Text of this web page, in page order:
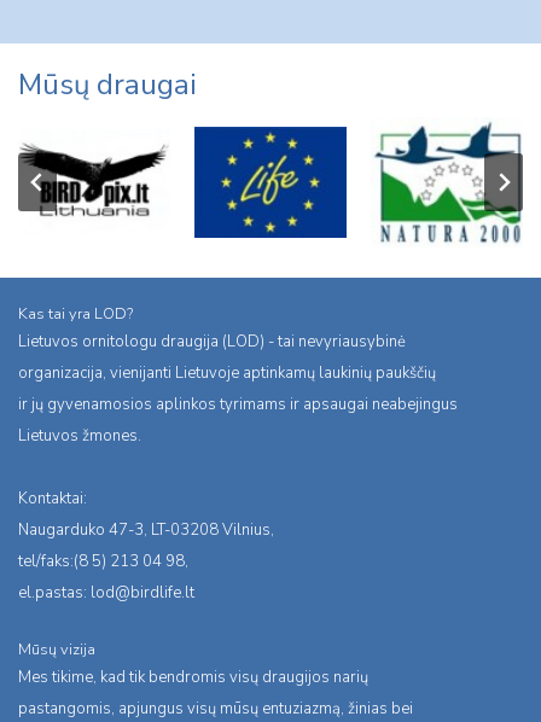
Mūsų draugai
Kas tai yra LOD?
Lietuvos ornitologu draugija (LOD) - tai nevyriausybinė
organizacija, vienijanti Lietuvoje aptinkamų laukinių paukščių
ir jų gyvenamosios aplinkos tyrimams ir apsaugai neabejingus
Lietuvos žmones.
Kontaktai:
Naugarduko 47-3, LT-03208 Vilnius,
tel/faks:(8 5) 213 04 98,
el.pastas: lod@birdlife.lt
Mūsų vizija
Mes tikime, kad tik bendromis visų draugijos narių
pastangomis, apjungus visų mūsų entuziazmą, žinias bei